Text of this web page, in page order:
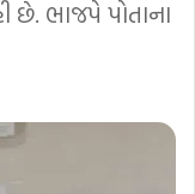
છે. ભાજપે પોતાના